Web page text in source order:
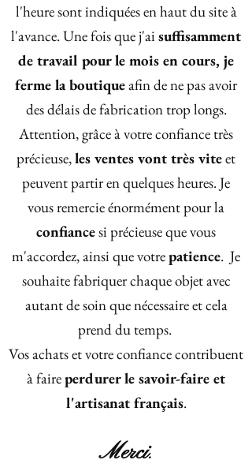
l'heure sont indiquées en haut du site à
l'avance. Une fois que j'ai suffisamment
de travail pour le mois en cours, je
ferme la boutiqueafin de ne pas avoir
des délais de fabrication trop longs.
Attention, grâce à votre confiance très
précieuse,les ventes vont très viteet
peuvent partir en quelques heures. Je
vous remercie énormément pour la
confiancesi précieuse que vous
m'accordez, ainsi que votrepatience. Je
souhaite fabriquer chaque objet avec
autant de soin que nécessaire et cela
prend du temps.
Vos achats et votre confiance contribuent
à faireperdurer le savoir-faire et
l'artisanat français.
Merci.